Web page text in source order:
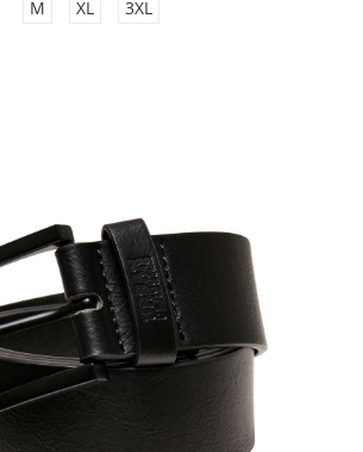
M XL 3XL